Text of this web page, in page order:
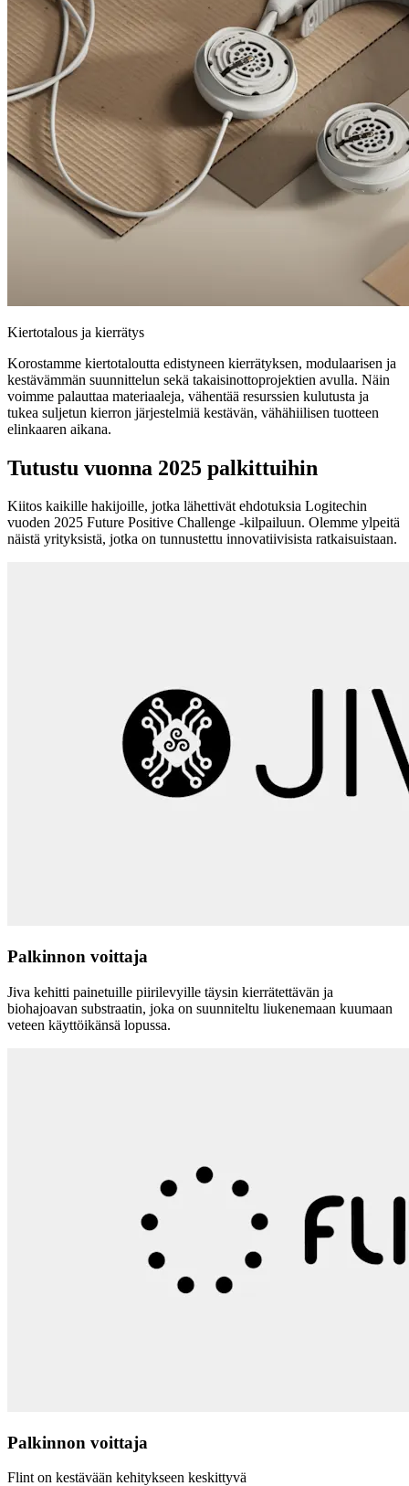
Kiertotalous ja kierrätys
Korostamme kiertotaloutta edistyneen kierrätyksen, modulaarisen ja
kestävämmän suunnittelun sekä takaisinottoprojektien avulla. Näin
voimme palauttaa materiaaleja, vähentää resurssien kulutusta ja
tukea suljetun kierron järjestelmiä kestävän, vähähiilisen tuotteen
elinkaaren aikana.
Tutustu vuonna 2025 palkittuihin
Kiitos kaikille hakijoille, jotka lähettivät ehdotuksia Logitechin
vuoden 2025 Future Positive Challenge -kilpailuun. Olemme ylpeitä
näistä yrityksistä, jotka on tunnustettu innovatiivisista ratkaisuistaan.
Palkinnon voittaja
Jiva kehitti painetuille piirilevyille täysin kierrätettävän ja
biohajoavan substraatin, joka on suunniteltu liukenemaan kuumaan
veteen käyttöikänsä lopussa.
Palkinnon voittaja
Flint on kestävään kehitykseen keskittyvä